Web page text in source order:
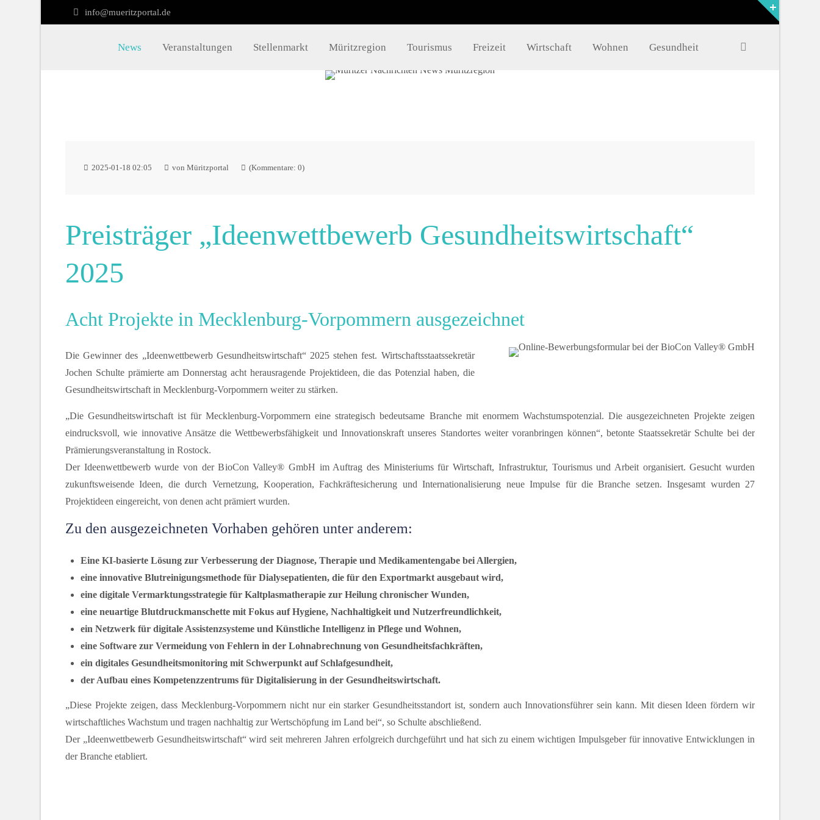
info@mueritzportal.de
News Veranstaltungen Stellenmarkt Müritzregion Tourismus Freizeit Wirtschaft Wohnen Gesundheit
2025-01-18 02:05 von Müritzportal (Kommentare: 0)
Preisträger „Ideenwettbewerb Gesundheitswirtschaft“
2025
Acht Projekte in Mecklenburg-Vorpommern ausgezeichnet
Die Gewinner des „Ideenwettbewerb Gesundheitswirtschaft“ 2025 stehen fest. Wirtschaftsstaatssekretär
Jochen Schulte prämierte am Donnerstag acht herausragende Projektideen, die das Potenzial haben, die
Gesundheitswirtschaft in Mecklenburg-Vorpommern weiter zu stärken.
„Die Gesundheitswirtschaft ist für Mecklenburg-Vorpommern eine strategisch bedeutsame Branche mit enormem Wachstumspotenzial. Die ausgezeichneten Projekte zeigen
eindrucksvoll, wie innovative Ansätze die Wettbewerbsfähigkeit und Innovationskraft unseres Standortes weiter voranbringen können“, betonte Staatssekretär Schulte bei der
Prämierungsveranstaltung in Rostock.
Der Ideenwettbewerb wurde von der BioCon Valley® GmbH im Auftrag des Ministeriums für Wirtschaft, Infrastruktur, Tourismus und Arbeit organisiert. Gesucht wurden
zukunftsweisende Ideen, die durch Vernetzung, Kooperation, Fachkräftesicherung und Internationalisierung neue Impulse für die Branche setzen. Insgesamt wurden 27
Projektideen eingereicht, von denen acht prämiert wurden.
Zu den ausgezeichneten Vorhaben gehören unter anderem:
Eine KI-basierte Lösung zur Verbesserung der Diagnose, Therapie und Medikamentengabe bei Allergien,
eine innovative Blutreinigungsmethode für Dialysepatienten, die für den Exportmarkt ausgebaut wird,
eine digitale Vermarktungsstrategie für Kaltplasmatherapie zur Heilung chronischer Wunden,
eine neuartige Blutdruckmanschette mit Fokus auf Hygiene, Nachhaltigkeit und Nutzerfreundlichkeit,
ein Netzwerk für digitale Assistenzsysteme und Künstliche Intelligenz in Pflege und Wohnen,
eine Software zur Vermeidung von Fehlern in der Lohnabrechnung von Gesundheitsfachkräften,
ein digitales Gesundheitsmonitoring mit Schwerpunkt auf Schlafgesundheit,
der Aufbau eines Kompetenzzentrums für Digitalisierung in der Gesundheitswirtschaft.
„Diese Projekte zeigen, dass Mecklenburg-Vorpommern nicht nur ein starker Gesundheitsstandort ist, sondern auch Innovationsführer sein kann. Mit diesen Ideen fördern wir
wirtschaftliches Wachstum und tragen nachhaltig zur Wertschöpfung im Land bei“, so Schulte abschließend.
Der „Ideenwettbewerb Gesundheitswirtschaft“ wird seit mehreren Jahren erfolgreich durchgeführt und hat sich zu einem wichtigen Impulsgeber für innovative Entwicklungen in
der Branche etabliert.